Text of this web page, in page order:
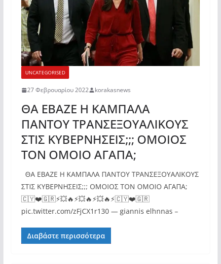
UNCATEGORISED
27 Φεβρουαρίου 2022 korakasnews
ΘΑ ΕΒΑΖΕ Η ΚΑΜΠΑΛΑ
ΠΑΝΤΟΥ ΤΡΑΝΣΕΞΟΥΑΛΙΚΟΥΣ
ΣΤΙΣ ΚΥΒΕΡΝΗΣΕΙΣ;;; ΟΜΟΙΟΣ
ΤΟΝ ΟΜΟΙΟ ΑΓΑΠΑ;
ΘΑ ΕΒΑΖΕ Η ΚΑΜΠΑΛΑ ΠΑΝΤΟΥ ΤΡΑΝΣΕΞΟΥΑΛΙΚΟΥΣ
ΣΤΙΣ ΚΥΒΕΡΝΗΣΕΙΣ;;; ΟΜΟΙΟΣ ΤΟΝ ΟΜΟΙΟ ΑΓΑΠΑ;
🇨🇾❤️🇬🇷⚡️💥🔥⚡️💥🔥⚡️💥🔥⚡️🇨🇾❤️🇬🇷
pic.twitter.com/zFjCX1r130 — giannis elhnnas –
Διαβάστε περισσότερα